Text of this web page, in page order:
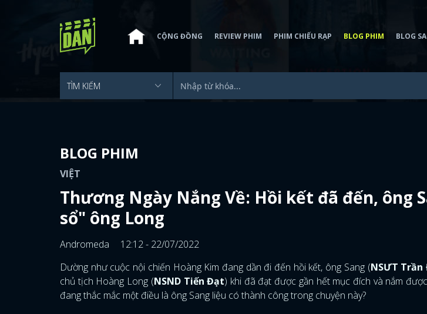
CỘNG ĐỒNG REVIEW PHIM PHIM CHIẾU RẠP BLOG PHIM BLOG
BLOG PHIM
VIỆT
Thương Ngày Nắng Về: Hồi kết đã đến, ông
sổ" ông Long
Andromeda
12:12 - 22/07/2022
Dường như cuộc nội chiến Hoàng Kim đang dần đi đến hồi kết, ông Sang (NSƯT
chủ tịch Hoàng Long (NSND Tiến Đạt) khi đã đạt được gần hết mục đích và nắm
đang thắc mắc một điều là ông Sang liệu có thành công trong chuyện này?